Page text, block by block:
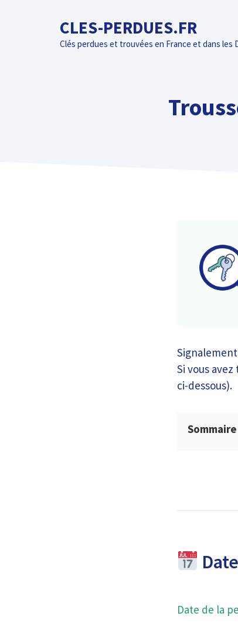
CLES-PERDUES.FR
Clés perdues et trouvées en France et dans les
Si vous
ci-dessous).
Sommaire
Date de la